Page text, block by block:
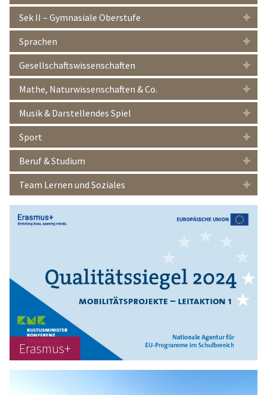
Sek II – Gymnasiale Oberstufe
Sprachen
Gesellschaftswissenschaften
Mathe, Naturwissenschaften & Co.
Musik & Darstellendes Spiel
Sport
Beruf & Studium
Team Lernen und Soziales
Erasmus+